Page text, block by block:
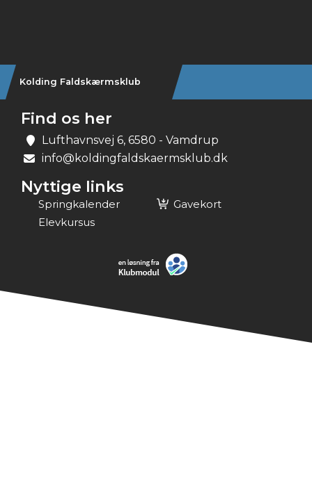
Kolding Faldskærmsklub
Find os her
Lufthavnsvej 6, 6580 - Vamdrup
info@koldingfaldskaermsklub.dk
Nyttige links
Springkalender
Gavekort
Elevkursus